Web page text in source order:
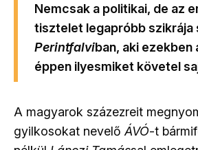
Nemcsak a politikai, de az
tisztelet legapróbb szikrája
Perintfalviban, aki ezekben
éppen ilyesmiket követel
A magyarok százezreit
gyilkosokat nevelő ÁVÓ-t